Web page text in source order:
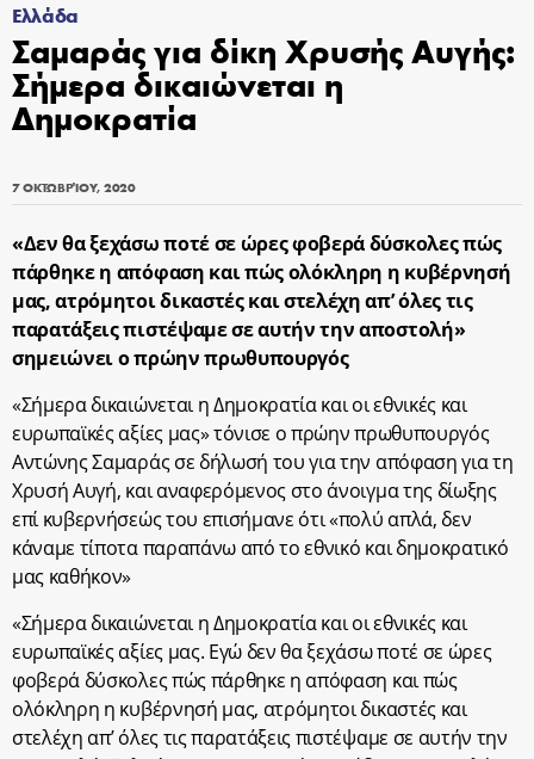
Ελλάδα
Σαμαράς για δίκη Χρυσής Αυγής:
Σήμερα δικαιώνεται η
Δημοκρατία
7 ΟΚΤΩΒΡΊΟΥ, 2020
«Δεν θα ξεχάσω ποτέ σε ώρες φοβερά δύσκολες πώς
πάρθηκε η απόφαση και πώς ολόκληρη η κυβέρνησή
μας, ατρόμητοι δικαστές και στελέχη απ’ όλες τις
παρατάξεις πιστέψαμε σε αυτήν την αποστολή»
σημειώνει ο πρώην πρωθυπουργός
«Σήμερα δικαιώνεται η Δημοκρατία και οι εθνικές και
ευρωπαϊκές αξίες μας» τόνισε ο πρώην πρωθυπουργός
Αντώνης Σαμαράς σε δήλωσή του για την απόφαση για τη
Χρυσή Αυγή, και αναφερόμενος στο άνοιγμα της δίωξης
επί κυβερνήσεώς του επισήμανε ότι «πολύ απλά, δεν
κάναμε τίποτα παραπάνω από το εθνικό και δημοκρατικό
μας καθήκον»
«Σήμερα δικαιώνεται η Δημοκρατία και οι εθνικές και
ευρωπαϊκές αξίες μας. Εγώ δεν θα ξεχάσω ποτέ σε ώρες
φοβερά δύσκολες πώς πάρθηκε η απόφαση και πώς
ολόκληρη η κυβέρνησή μας, ατρόμητοι δικαστές και
στελέχη απ’ όλες τις παρατάξεις πιστέψαμε σε αυτήν την